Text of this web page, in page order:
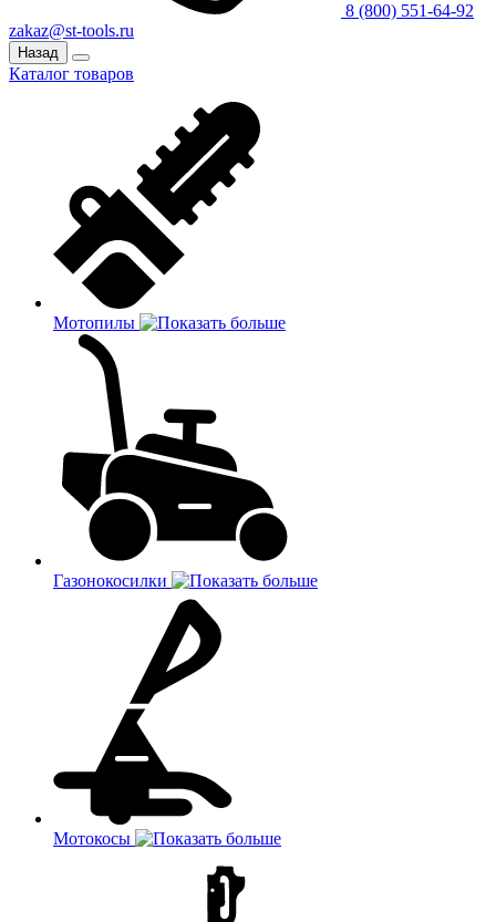
8 (800) 551-64-92
zakaz@st-tools.ru
Назад
Каталог товаров
Мотопилы
Газонокосилки
Мотокосы